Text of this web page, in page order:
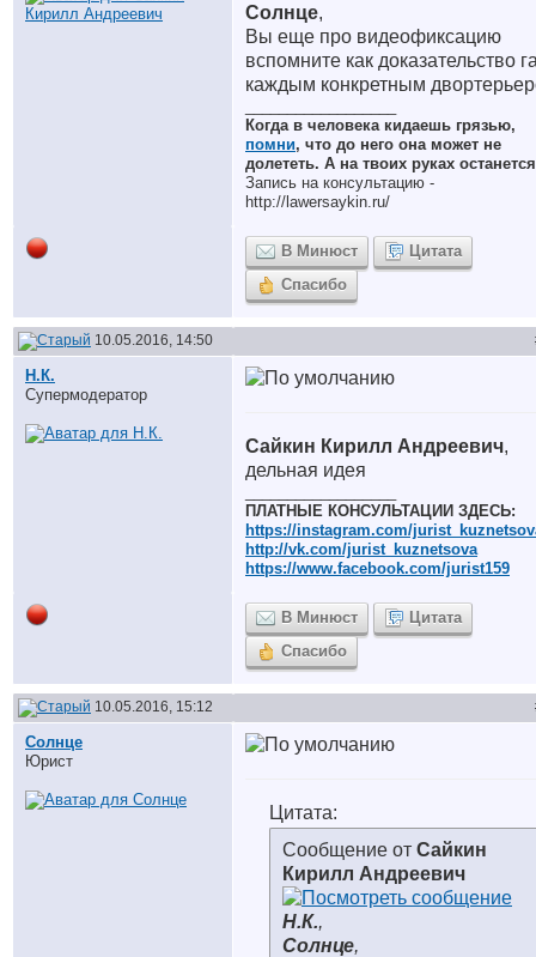
Солнце,
Вы еще про видеофиксацию
вспомните как доказательство
каждым конкретным
Когда в человека кидаешь грязью,
помни, что до него она может не
долететь. А на твоих руках
Запись на консультацию -
http://lawersaykin.ru/
В Минюст
Цитата
Спасибо
10.05.2016, 14:50
Н.К.
Супермодератор
Сайкин Кирилл Андреевич,
дельная идея
ПЛАТНЫЕ КОНСУЛЬТАЦИИ ЗДЕСЬ:
https://instagram.com/
http://vk.com/jurist_kuznetsova
https://www.facebook.com/jurist159
В Минюст
Цитата
Спасибо
10.05.2016, 15:12
Солнце
Юрист
Цитата:
Сообщение от Сайкин
Кирилл Андреевич
Н.К.,
Солнце,